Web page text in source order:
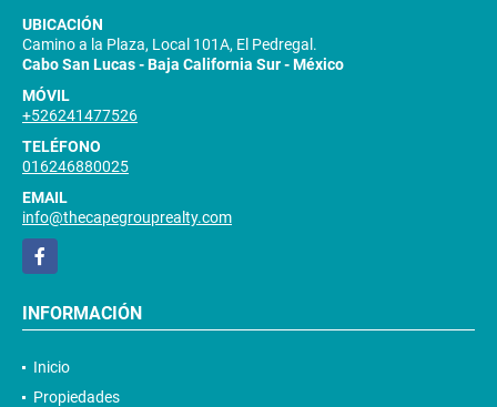
UBICACIÓN
Camino a la Plaza, Local 101A, El Pedregal.
Cabo San Lucas - Baja California Sur - México
MÓVIL
+526241477526
TELÉFONO
016246880025
EMAIL
info@thecapegrouprealty.com
Facebook
INFORMACIÓN
Inicio
Propiedades